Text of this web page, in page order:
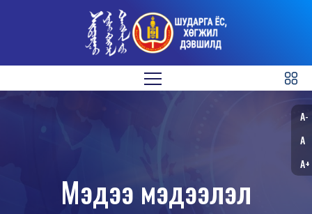
Мэдээ мэдээлэл
A-
A
A+